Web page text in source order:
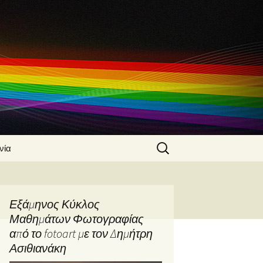
από τον
από τον
Search
for:
Εξάμηνος Κύκλος
Μαθημάτων Φωτογραφίας
από το fotoart με τον Δημήτρη
Ασιθιανάκη